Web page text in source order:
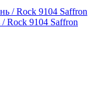
Rock 9104 Saffron